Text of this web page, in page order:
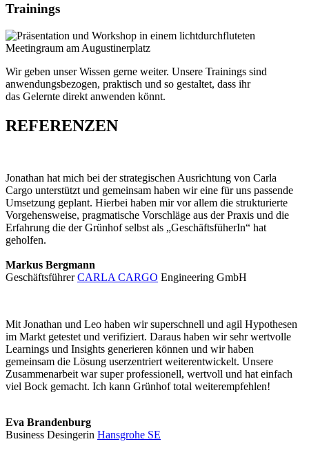
Trainings
Wir geben unser Wissen gerne weiter. Unsere Trainings sind
anwendungsbezogen, praktisch und so gestaltet, dass ihr
das Gelernte direkt anwenden könnt.
REFERENZEN
Jonathan hat mich bei der strategischen Ausrichtung von Carla
Cargo unterstützt und gemeinsam haben wir eine für uns passende
Umsetzung geplant. Hierbei haben mir vor allem die strukturierte
Vorgehensweise, pragmatische Vorschläge aus der Praxis und die
Erfahrung die der Grünhof selbst als „GeschäftsfüherIn“ hat
geholfen.
Markus Bergmann
GeschäftsführerCARLA CARGO Engineering GmbH
Mit Jonathan und Leo haben wir superschnell und agil Hypothesen
im Markt getestet und verifiziert. Daraus haben wir sehr wertvolle
Learnings und Insights generieren können und wir haben
gemeinsam die Lösung userzentriert weiterentwickelt. Unsere
Zusammenarbeit war super professionell, wertvoll und hat einfach
viel Bock gemacht. Ich kann Grünhof total weiterempfehlen!
Eva Brandenburg
Business Desingerin Hansgrohe SE